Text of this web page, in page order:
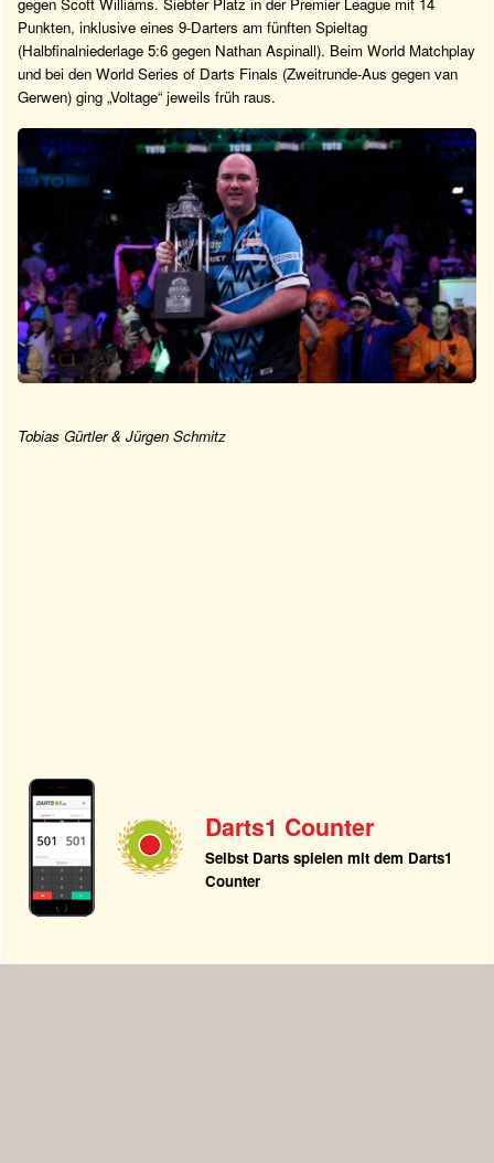
Punkten, inklusive eines 9-Darters am fünften Spieltag
(Halbfinalniederlage 5:6 gegen Nathan Aspinall). Beim World Matchplay
und bei den World Series of Darts Finals (Zweitrunde-Aus gegen van
Gerwen) ging „Voltage“ jeweils früh raus.
Tobias Gürtler & Jürgen Schmitz
Darts1 Counter
Selbst Darts spielen mit dem Darts1
Counter